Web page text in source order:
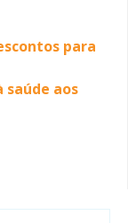
para
saúde aos